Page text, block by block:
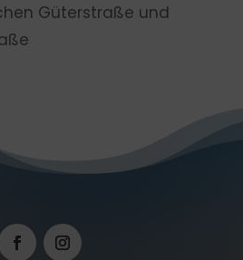
Güterstraße und